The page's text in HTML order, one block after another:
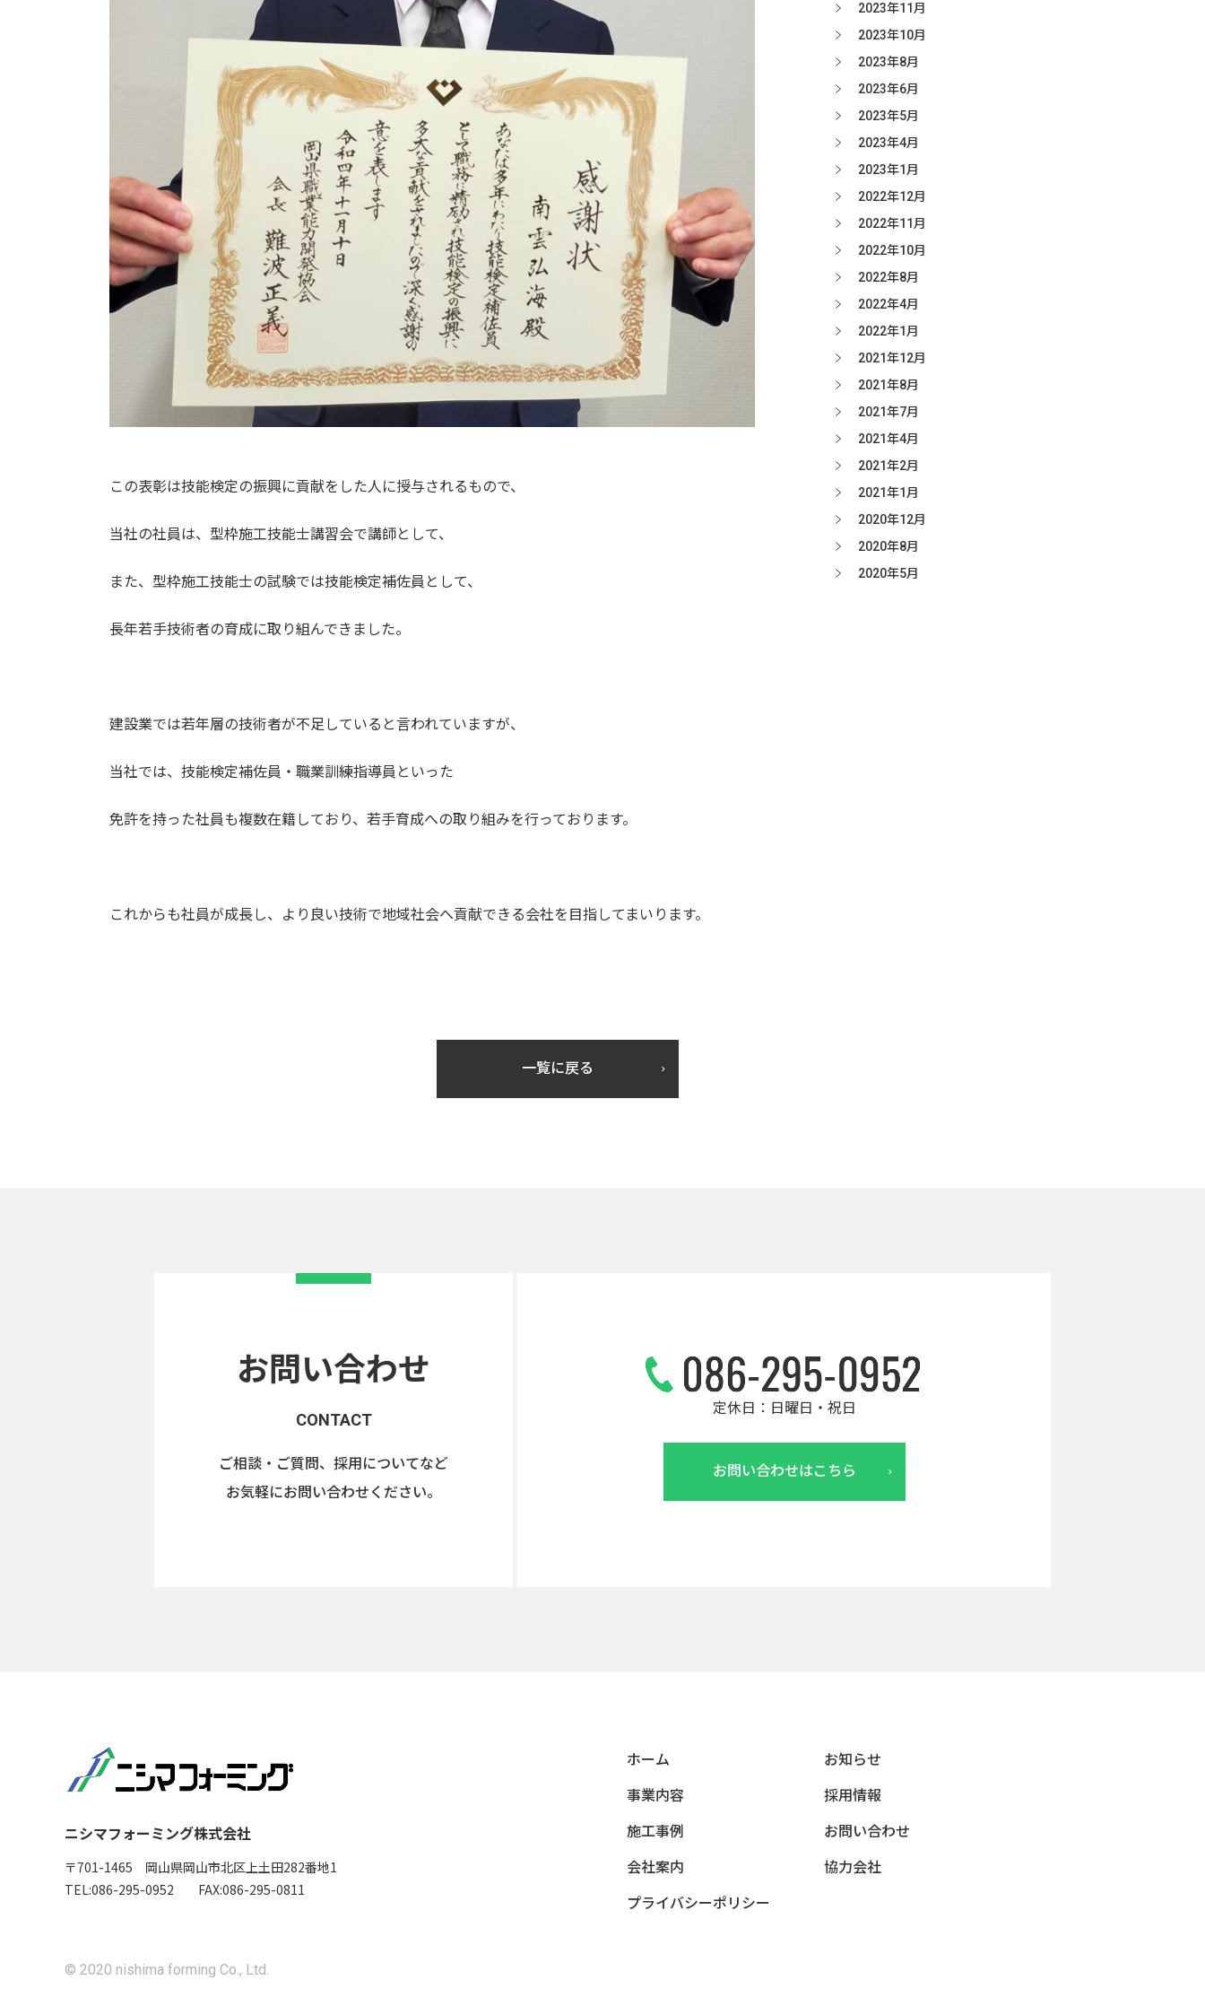
この表彰は技能検定の振興に貢献をした人に授与されるもので、
当社の社員は、型枠施工技能士講習会で講師として、
また、型枠施工技能士の試験では技能検定補佐員として、
長年若手技術者の育成に取り組んできました。
建設業では若年層の技術者が不足していると言われていますが、
当社では、技能検定補佐員・職業訓練指導員といった
免許を持った社員も複数在籍しており、若手育成への取り組みを行っております。
これからも社員が成長し、より良い技術で地域社会へ貢献できる会社を目指してまいります。
一覧に戻る
2023年11月
2023年10月
2023年8月
2023年6月
2023年5月
2023年4月
2023年1月
2022年12月
2022年11月
2022年10月
2022年8月
2022年4月
2022年1月
2021年12月
2021年8月
2021年7月
2021年4月
2021年2月
2021年1月
2020年12月
2020年8月
2020年5月
お問い合わせ
CONTACT
ご相談・ご質問、採用についてなど
お気軽にお問い合わせください。
定休日：日曜日・祝日
お問い合わせはこちら
ニシマフォーミング株式会社
〒701-1465 岡山県岡山市北区上土田282番地1
TEL:086-295-0952 FAX:086-295-0811
ホーム お知らせ
事業内容 採用情報
施工事例 お問い合わせ
会社案内 協力会社
プライバシーポリシー
© 2020 nishima forming Co., Ltd.